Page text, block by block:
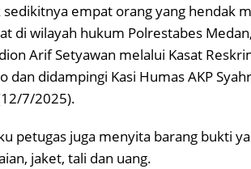
empat orang yang hendak
di wilayah hukum Polrestabes
Arif Setyawan melalui Kasat
dan didampingi Kasi Humas AKP
7/2025).
petugas juga menyita barang bukti
jaket, tali dan uang.